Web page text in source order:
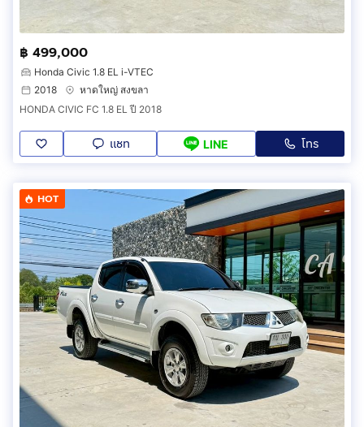
฿ 499,000
Honda Civic 1.8 EL i-VTEC
2018
หาดใหญ่ สงขลา
HONDA CIVIC FC 1.8 EL ปี 2018
แชท LINE โทร
HOT